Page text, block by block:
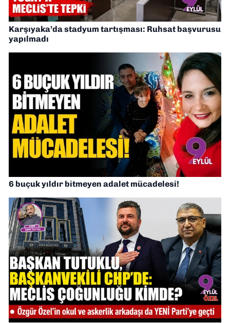
Karşıyaka’da stadyum tartışması: Ruhsat başvurusu
yapılmadı
6 buçuk yıldır bitmeyen adalet mücadelesi!